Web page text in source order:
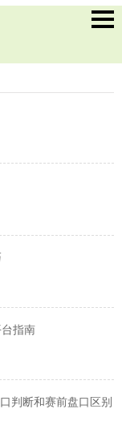
指南
判断和赛前盘口区别